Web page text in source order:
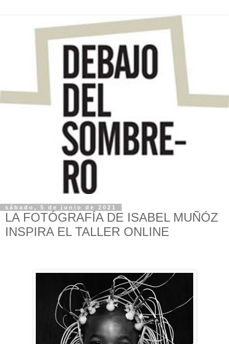
sábado, 5 de junio de 2021
LA FOTÓGRAFÍA DE ISABEL MUÑÓZ
INSPIRA EL TALLER ONLINE